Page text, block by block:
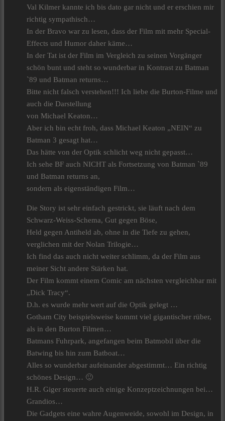
Val Kilmer kannte ich bis dato gar nicht und er erschien mir
richtig sympathisch…
In der Bravo war zu lesen, dass der Film mit mehr Special-
Effects und Humor daher käme…
In der Tat ist der Film im Vergleich zu seinen Vorgänger
schön bunt und steht so wunderbar in Kontrast zu Batman
`89 und Batman returns…
Bitte nicht falsch verstehen!!! Ich liebe die Burton-Filme und
auch die Darstellung
von Michael Keaton…
Aber ich bin echt froh, dass Michael Keaton „NEIN“ zu
Batman 3 gesagt hat…
Das hätte von der Optik schlicht weg nicht gepasst…
Ich sehe BF auch NICHT als Fortsetzung von Batman `89
und Batman returns an,
sondern als eigenständigen Film…
Die Story ist sehr einfach gestrickt, sie läuft nach dem
Schwarz-Weiss-Schema, Gut gegen Böse,
Held gegen Antiheld ab, ohne in die Tiefe zu gehen,
verglichen mit der Nolan Trilogie…
Ich find das auch nicht weiter schlimm, da der Film aus
meiner Sicht andere Stärken hat.
Der Film kommt einem Comic am nächsten vergleichbar mit
„Dick Tracy“.
D.h. es wurde mehr wert auf die Optik gelegt …
Gotham City beispielsweise kommt viel gigantischer rüber,
als in den Burton Filmen…
Batmans Fuhrpark, angefangen beim Batmobil über die
Batwing bis hin zum Batboat…
Alles so wunderbar aufeinander abgestimmt… Ein richtig
schönes Design… 🙂
H.R. Giger steuerte auch einige Konzeptzeichnungen bei…
Grandios…
Die Gadgets eine wahre Augenweide, sowohl im Design, in